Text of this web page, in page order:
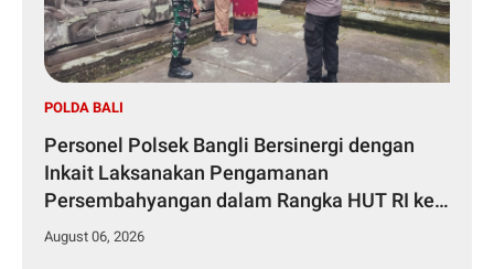
POLDA BALI
Personel Polsek Bangli Bersinergi dengan
Inkait Laksanakan Pengamanan
Persembahyangan dalam Rangka HUT RI ke-
81 Tahun 2026
August 06, 2026